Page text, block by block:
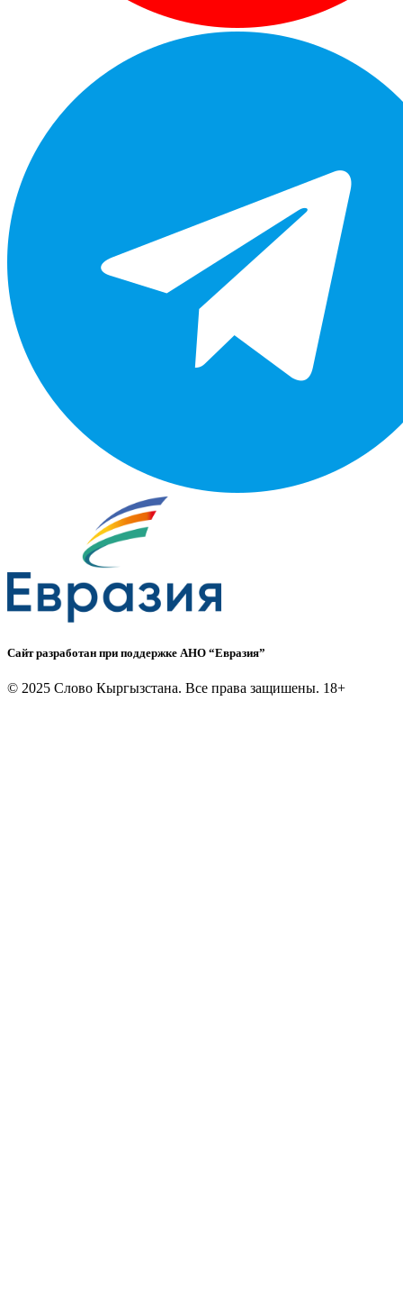
Сайт разработан при поддержке АНО “Евразия”
© 2025 Слово Кыргызстана. Все права защишены. 18+